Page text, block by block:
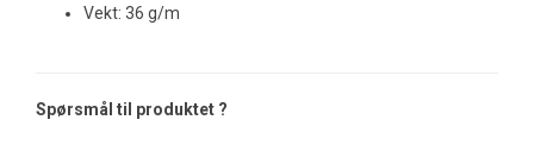
Vekt: 36 g/m
Spørsmål til produktet ?